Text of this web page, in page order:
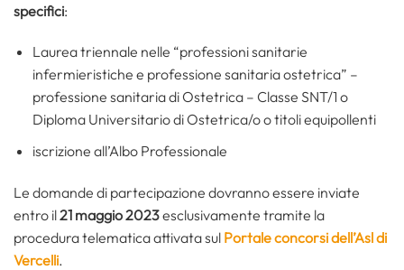
specifici:
Laurea triennale nelle “professioni sanitarie
infermieristiche e professione sanitaria ostetrica” –
professione sanitaria di Ostetrica – Classe SNT/1 o
Diploma Universitario di Ostetrica/o o titoli equipollenti
iscrizione all’Albo Professionale
Le domande di partecipazione dovranno essere inviate
entro il21 maggio 2023esclusivamente tramite la
procedura telematica attivata sul Portale concorsi dell’Asl di
Vercelli.